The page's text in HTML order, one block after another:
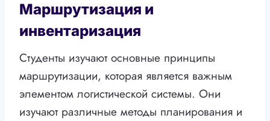
Маршрутизация и
инвентаризация
Студенты изучают основные принципы
маршрутизации, которая является важным
элементом логистической системы. Они
изучают различные методы планирования и